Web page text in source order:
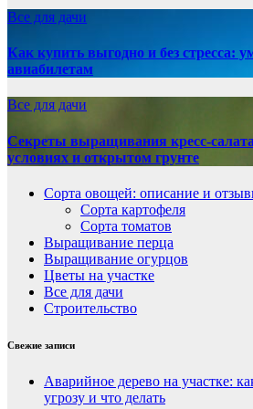
Все для дачи
Как купить выгодно и без стресса:
авиабилетам
Все для дачи
Секреты выращивания кресс-
условиях и открытом грунте
Сорта овощей: описание и
Сорта картофеля
Сорта томатов
Выращивание перца
Выращивание огурцов
Цветы на участке
Все для дачи
Строительство
Свежие записи
Аварийное дерево на участке:
угрозу и что делать